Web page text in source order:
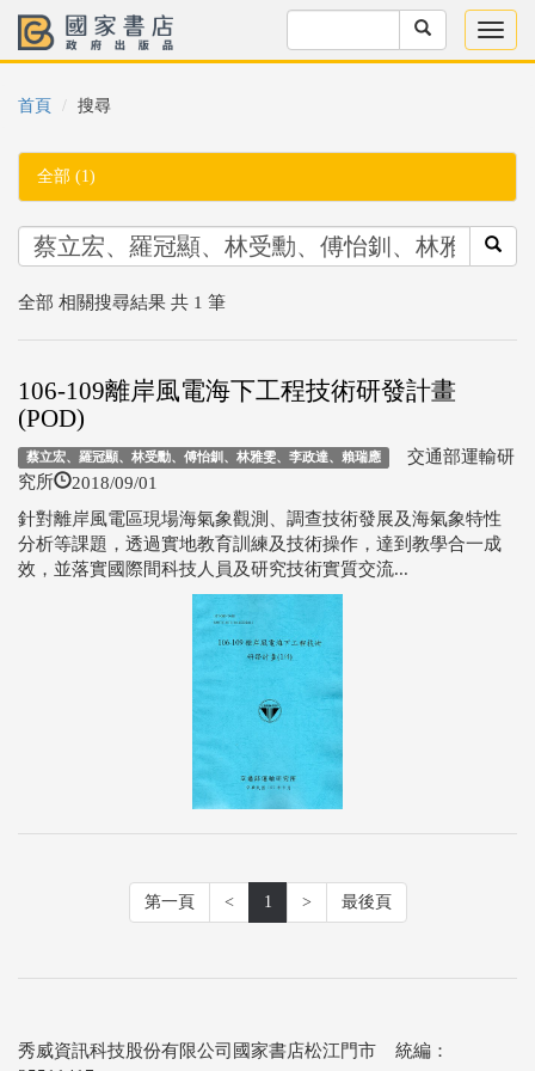
首頁 搜尋
全部 (1)
全部 相關搜尋結果 共 1 筆
106-109離岸風電海下工程技術研發計畫
(POD)
蔡立宏、羅冠顯、林受勳、傅怡釧、林雅雯、李政達、賴瑞應 交通部運輸研
究所
2018/09/01
針對離岸風電區現場海氣象觀測、調查技術發展及海氣象特性
分析等課題，透過實地教育訓練及技術操作，達到教學合一成
效，並落實國際間科技人員及研究技術實質交流...
第一頁 < 1 > 最後頁
秀威資訊科技股份有限公司國家書店松江門市 統編：